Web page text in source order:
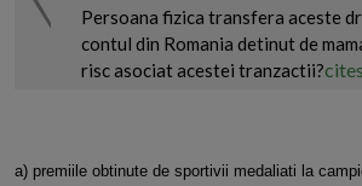
Persoana fizica transfera aceste
contul din Romania detinut de
risc asociat acestei tranzactii?
a) premiile obtinute de sportivii medaliati la